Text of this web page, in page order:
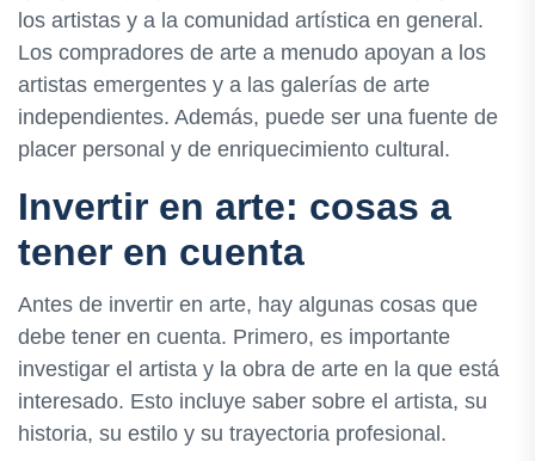
los artistas y a la comunidad artística en general.
Los compradores de arte a menudo apoyan a los
artistas emergentes y a las galerías de arte
independientes. Además, puede ser una fuente de
placer personal y de enriquecimiento cultural.
Invertir en arte: cosas a
tener en cuenta
Antes de invertir en arte, hay algunas cosas que
debe tener en cuenta. Primero, es importante
investigar el artista y la obra de arte en la que está
interesado. Esto incluye saber sobre el artista, su
historia, su estilo y su trayectoria profesional.